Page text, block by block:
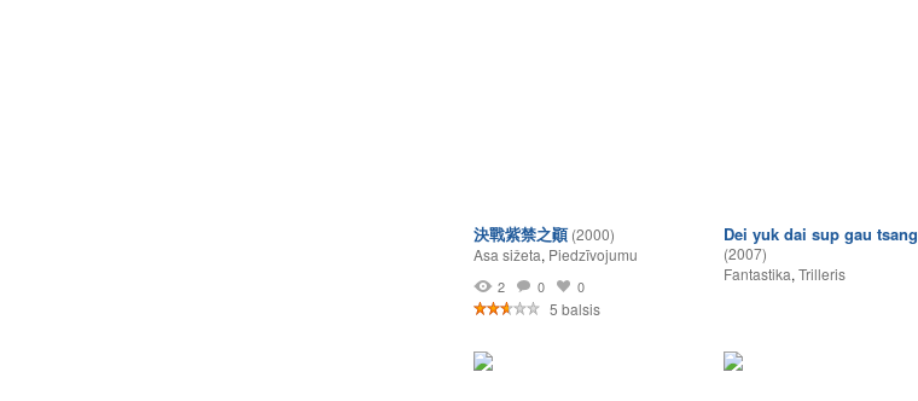
決戰紫禁之顚 (2000)
Asa sižeta, Piedzīvojumu
2 0 0
5 balsis
Dei yuk dai sup gau tsang
(2007)
Fantastika, Trilleris